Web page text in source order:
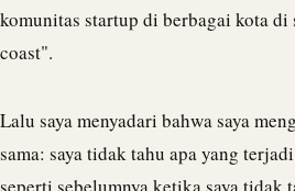
komunitas startup di berbagai kota
coast".
Lalu saya menyadari bahwa saya
sama: saya tidak tahu apa yang